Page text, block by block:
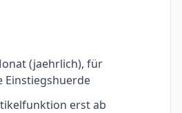
(jaehrlich), für
Einstiegshuerde
erst ab